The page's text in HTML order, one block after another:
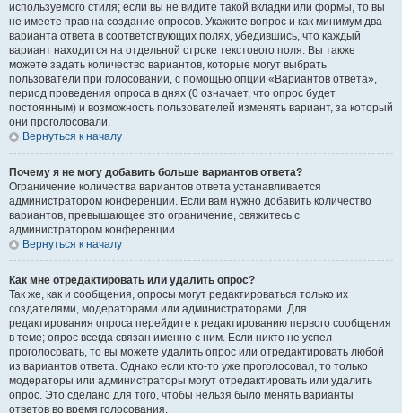
используемого стиля; если вы не видите такой вкладки или формы, то вы
не имеете прав на создание опросов. Укажите вопрос и как минимум два
варианта ответа в соответствующих полях, убедившись, что каждый
вариант находится на отдельной строке текстового поля. Вы также
можете задать количество вариантов, которые могут выбрать
пользователи при голосовании, с помощью опции «Вариантов ответа»,
период проведения опроса в днях (0 означает, что опрос будет
постоянным) и возможность пользователей изменять вариант, за который
они проголосовали.
Вернуться к началу
Почему я не могу добавить больше вариантов ответа?
Ограничение количества вариантов ответа устанавливается
администратором конференции. Если вам нужно добавить количество
вариантов, превышающее это ограничение, свяжитесь с
администратором конференции.
Вернуться к началу
Как мне отредактировать или удалить опрос?
Так же, как и сообщения, опросы могут редактироваться только их
создателями, модераторами или администраторами. Для
редактирования опроса перейдите к редактированию первого сообщения
в теме; опрос всегда связан именно с ним. Если никто не успел
проголосовать, то вы можете удалить опрос или отредактировать любой
из вариантов ответа. Однако если кто-то уже проголосовал, то только
модераторы или администраторы могут отредактировать или удалить
опрос. Это сделано для того, чтобы нельзя было менять варианты
ответов во время голосования.